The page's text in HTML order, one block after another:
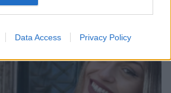
Data Access Privacy Policy